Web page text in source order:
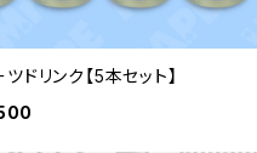
ドリンク【5本セット】